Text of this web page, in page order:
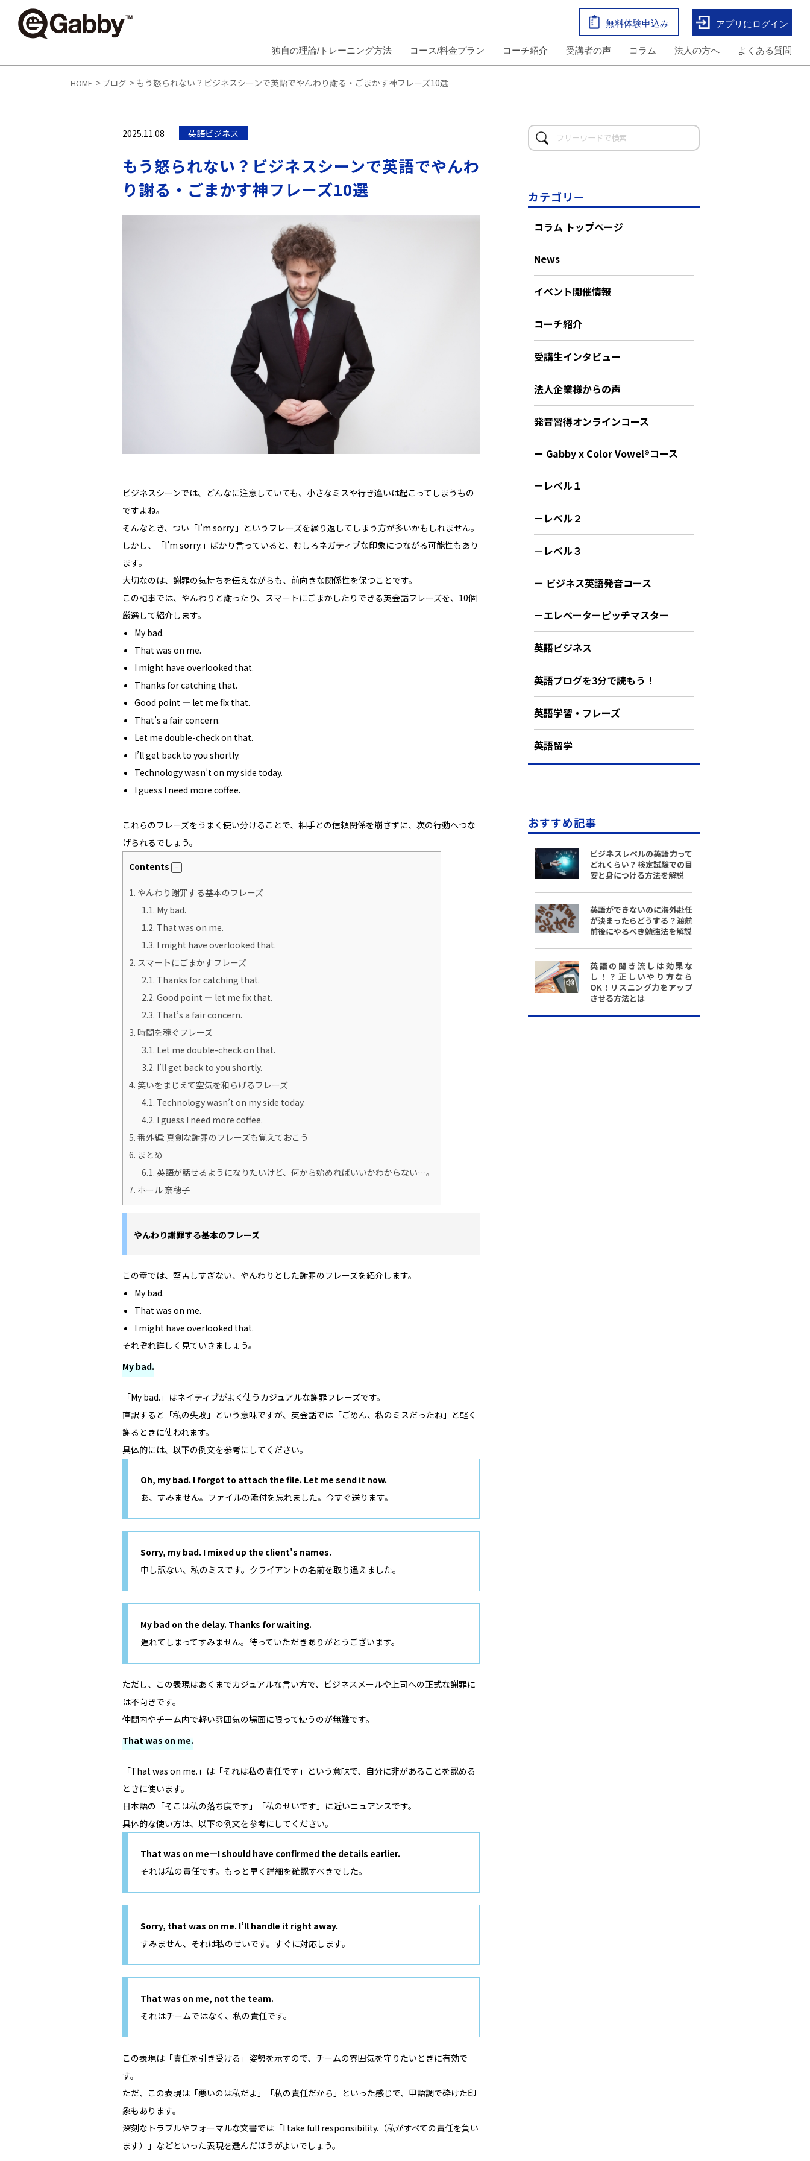
無料体験申込み アプリにログイン
独自の理論/トレーニング方法 コース/料金プラン コーチ紹介 受講者の声 コラム 法人の方へ よくある質問
HOME > ブログ > もう怒られない？ビジネスシーンで英語でやんわり謝る・ごまかす神フレーズ10選
2025.11.08 英語ビジネス
もう怒られない？ビジネスシーンで英語でやんわ
り謝る・ごまかす神フレーズ10選
ビジネスシーンでは、どんなに注意していても、小さなミスや行き違いは起こってしまうもの
ですよね。
そんなとき、つい「I’m sorry.」というフレーズを繰り返してしまう方が多いかもしれません。
しかし、「I’m sorry.」ばかり言っていると、むしろネガティブな印象につながる可能性もあり
ます。
大切なのは、謝罪の気持ちを伝えながらも、前向きな関係性を保つことです。
この記事では、やんわりと謝ったり、スマートにごまかしたりできる英会話フレーズを、10個
厳選して紹介します。
My bad.
That was on me.
I might have overlooked that.
Thanks for catching that.
Good point — let me fix that.
That’s a fair concern.
Let me double-check on that.
I’ll get back to you shortly.
Technology wasn’t on my side today.
I guess I need more coffee.
これらのフレーズをうまく使い分けることで、相手との信頼関係を崩さずに、次の行動へつな
げられるでしょう。
Contents
1. やんわり謝罪する基本のフレーズ
1.1. My bad.
1.2. That was on me.
1.3. I might have overlooked that.
2. スマートにごまかすフレーズ
2.1. Thanks for catching that.
2.2. Good point — let me fix that.
2.3. That’s a fair concern.
3. 時間を稼ぐフレーズ
3.1. Let me double-check on that.
3.2. I’ll get back to you shortly.
4. 笑いをまじえて空気を和らげるフレーズ
4.1. Technology wasn’t on my side today.
4.2. I guess I need more coffee.
5. 番外編: 真剣な謝罪のフレーズも覚えておこう
6. まとめ
6.1. 英語が話せるようになりたいけど、何から始めればいいかわからない…。
7. ホール 奈穂子
やんわり謝罪する基本のフレーズ
この章では、堅苦しすぎない、やんわりとした謝罪のフレーズを紹介します。
My bad.
That was on me.
I might have overlooked that.
それぞれ詳しく見ていきましょう。
My bad.
「My bad.」はネイティブがよく使うカジュアルな謝罪フレーズです。
直訳すると「私の失敗」という意味ですが、英会話では「ごめん、私のミスだったね」と軽く
謝るときに使われます。
具体的には、以下の例文を参考にしてください。
Oh, my bad. I forgot to attach the file. Let me send it now.
あ、すみません。ファイルの添付を忘れました。今すぐ送ります。
Sorry, my bad. I mixed up the client’s names.
申し訳ない、私のミスです。クライアントの名前を取り違えました。
My bad on the delay. Thanks for waiting.
遅れてしまってすみません。待っていただきありがとうございます。
ただし、この表現はあくまでカジュアルな言い方で、ビジネスメールや上司への正式な謝罪に
は不向きです。
仲間内やチーム内で軽い雰囲気の場面に限って使うのが無難です。
That was on me.
「That was on me.」は「それは私の責任です」という意味で、自分に非があることを認める
ときに使います。
日本語の「そこは私の落ち度です」「私のせいです」に近いニュアンスです。
具体的な使い方は、以下の例文を参考にしてください。
That was on me—I should have confirmed the details earlier.
それは私の責任です。もっと早く詳細を確認すべきでした。
Sorry, that was on me. I’ll handle it right away.
すみません、それは私のせいです。すぐに対応します。
That was on me, not the team.
それはチームではなく、私の責任です。
この表現は「責任を引き受ける」姿勢を示すので、チームの雰囲気を守りたいときに有効で
す。
ただ、この表現は「悪いのは私だよ」「私の責任だから」といった感じで、甲語調で砕けた印
象もあります。
深刻なトラブルやフォーマルな文書では「I take full responsibility.（私がすべての責任を負い
ます）」などといった表現を選んだほうがよいでしょう。
カテゴリー
コラム トップページ
News
イベント開催情報
コーチ紹介
受講生インタビュー
法人企業様からの声
発音習得オンラインコース
ー Gabby x Color Vowel®︎コース
－レベル１
－レベル２
－レベル３
ー ビジネス英語発音コース
－エレベーターピッチマスター
英語ビジネス
英語ブログを3分で読もう！
英語学習・フレーズ
英語留学
おすすめ記事
ビジネスレベルの英語力って
どれくらい？検定試験での目
安と身につける方法を解説
英語ができないのに海外赴任
が決まったらどうする？渡航
前後にやるべき勉強法を解説
英語の聞き流しは効果な
し！？正しいやり方なら
OK！リスニング力をアップ
させる方法とは